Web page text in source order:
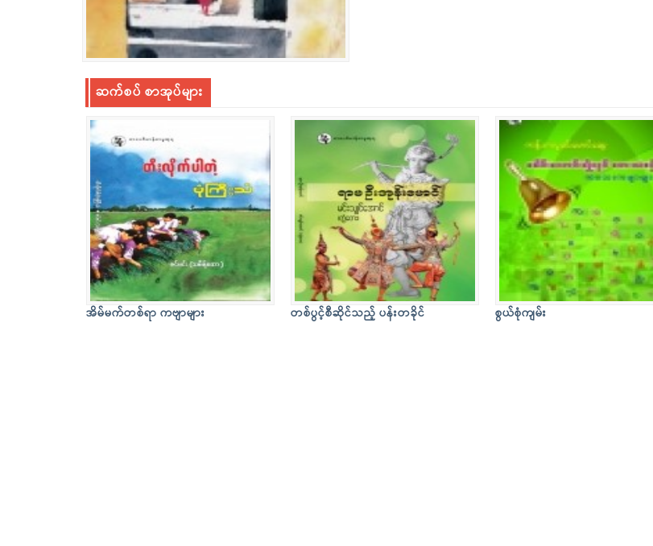
ဆက်စပ် စာအုပ်များ
အိမ်မက်တစ်ရာ ကဗျာများ တစ်ပွင့်စီဆိုင်သည့် ပန်းတခိုင် စွယ်စုံကျမ်း